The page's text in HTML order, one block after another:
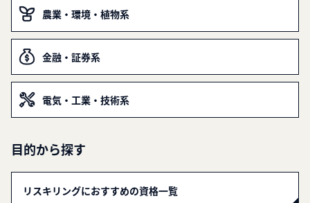
農業・環境・植物系
金融・証券系
電気・工業・技術系
目的から探す
リスキリングにおすすめの資格一覧